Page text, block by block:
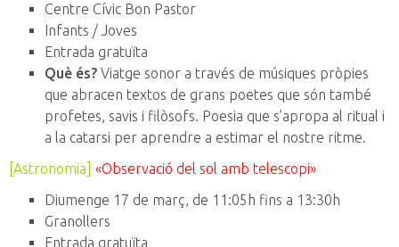
Centre Cívic Bon Pastor
Infants / Joves
Entrada gratuïta
Què és? Viatge sonor a través de músiques pròpies
que abracen textos de grans poetes que són també
profetes, savis i filòsofs. Poesia que s’apropa al ritual i
a la catarsi per aprendre a estimar el nostre ritme.
[Astronomia]
«Observació del sol amb telescopi»
Diumenge 17 de març, de 11:05h fins a 13:30h
Granollers
Entrada gratuïta